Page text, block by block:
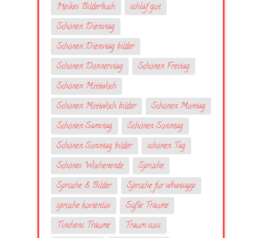
Heikes Bilderbuch
schlaf gut
Schönen Dienstag
Schönen Dienstag bilder
Schönen Donnerstag
Schönen Freitag
Schönen Mittwoch
Schönen Mittwoch bilder
Schönen Montag
Schönen Samstag
Schönen Sonntag
Schönen Sonntag bilder
schönen Tag
Schönes Wochenende
Sprüche
Sprüche & Bilder
Sprüche fur whatsapp
sprüche kostenlos
Süße Träume
Tinchens Träume
Traum suss